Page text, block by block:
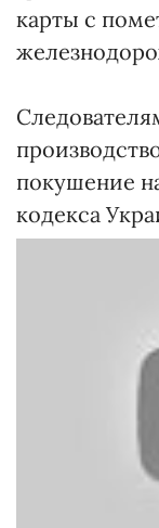
карты с
покушение
кодекса